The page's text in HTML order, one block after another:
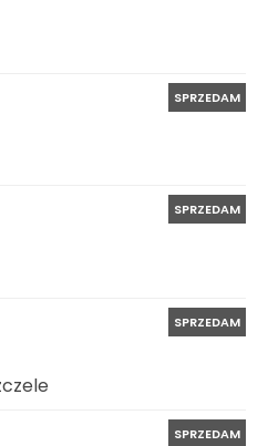
SPRZEDAM
SPRZEDAM
SPRZEDAM
SPRZEDAM